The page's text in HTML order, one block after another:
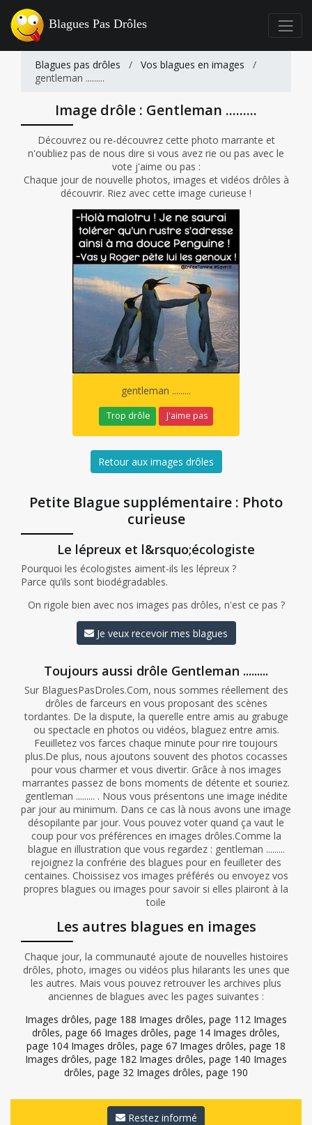
Blagues Pas Drôles
Blagues pas drôles / Vos blagues en images
/
gentleman .........
Image drôle : Gentleman .........
Découvrez ou re-découvrez cette photo marrante et
n'oubliez pas de nous dire si vous avez rie ou pas avec le
vote j'aime ou pas :
Chaque jour de nouvelle photos, images et vidéos drôles à
découvrir. Riez avec cette image curieuse !
gentleman .........
Trop drôle J'aime pas
Retour aux images drôles
Petite Blague supplémentaire : Photo
curieuse
Le lépreux et l&rsquo;écologiste
Pourquoi les écologistes aiment-ils les lépreux ?
Parce qu’ils sont biodégradables.
On rigole bien avec nos images pas drôles, n'est ce pas ?
Je veux recevoir mes blagues
Toujours aussi drôle Gentleman .........
Sur BlaguesPasDroles.Com, nous sommes réellement des
drôles de farceurs en vous proposant des scènes
tordantes. De la dispute, la querelle entre amis au grabuge
ou spectacle en photos ou vidéos, blaguez entre amis.
Feuilletez vos farces chaque minute pour rire toujours
plus.De plus, nous ajoutons souvent des photos cocasses
pour vous charmer et vous divertir. Grâce à nos images
marrantes passez de bons moments de détente et souriez.
gentleman ......... . Nous vous présentons une image inédite
par jour au minimum. Dans ce cas là nous avons une image
désopilante par jour. Vous pouvez voter quand ça vaut le
coup pour vos préférences en images drôles.Comme la
blague en illustration que vous regardez : gentleman .........
rejoignez la confrérie des blagues pour en feuilleter des
centaines. Choissisez vos images préférés ou envoyez vos
propres blagues ou images pour savoir si elles plairont à la
toile
Les autres blagues en images
Chaque jour, la communauté ajoute de nouvelles histoires
drôles, photo, images ou vidéos plus hilarants les unes que
les autres. Mais vous pouvez retrouver les archives plus
anciennes de blagues avec les pages suivantes :
Images drôles, page 188 Images drôles, page 112 Images
drôles, page 66 Images drôles, page 14 Images drôles,
page 104 Images drôles, page 67 Images drôles, page 18
Images drôles, page 182 Images drôles, page 140 Images
drôles, page 32 Images drôles, page 190
Restez informé